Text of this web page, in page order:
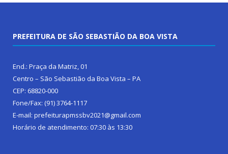
PREFEITURA DE SÃO SEBASTIÃO DA BOA VISTA
End.: Praça da Matriz, 01
Centro – São Sebastião da Boa Vista – PA
CEP: 68820-000
Fone/Fax: (91) 3764-1117
E-mail: prefeiturapmssbv2021@gmail.com
Horário de atendimento: 07:30 às 13:30